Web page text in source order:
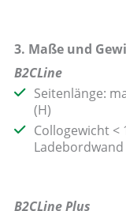
3. Maße und
B2CLine
Seitenlänge:
(H)
Collogewicht <
Ladebordwand
B2CLine Plus